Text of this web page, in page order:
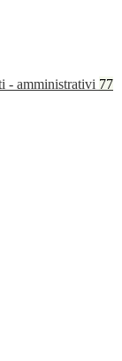
- amministrativi 77